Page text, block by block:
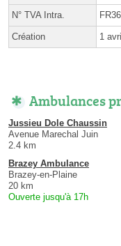
N° TVA Intra.
Création 1
Ambulances
Jussieu Dole Chaussin
Avenue Marechal Juin
2.4 km
Brazey Ambulance
Brazey-en-Plaine
20 km
Ouverte jusqu'à 17h